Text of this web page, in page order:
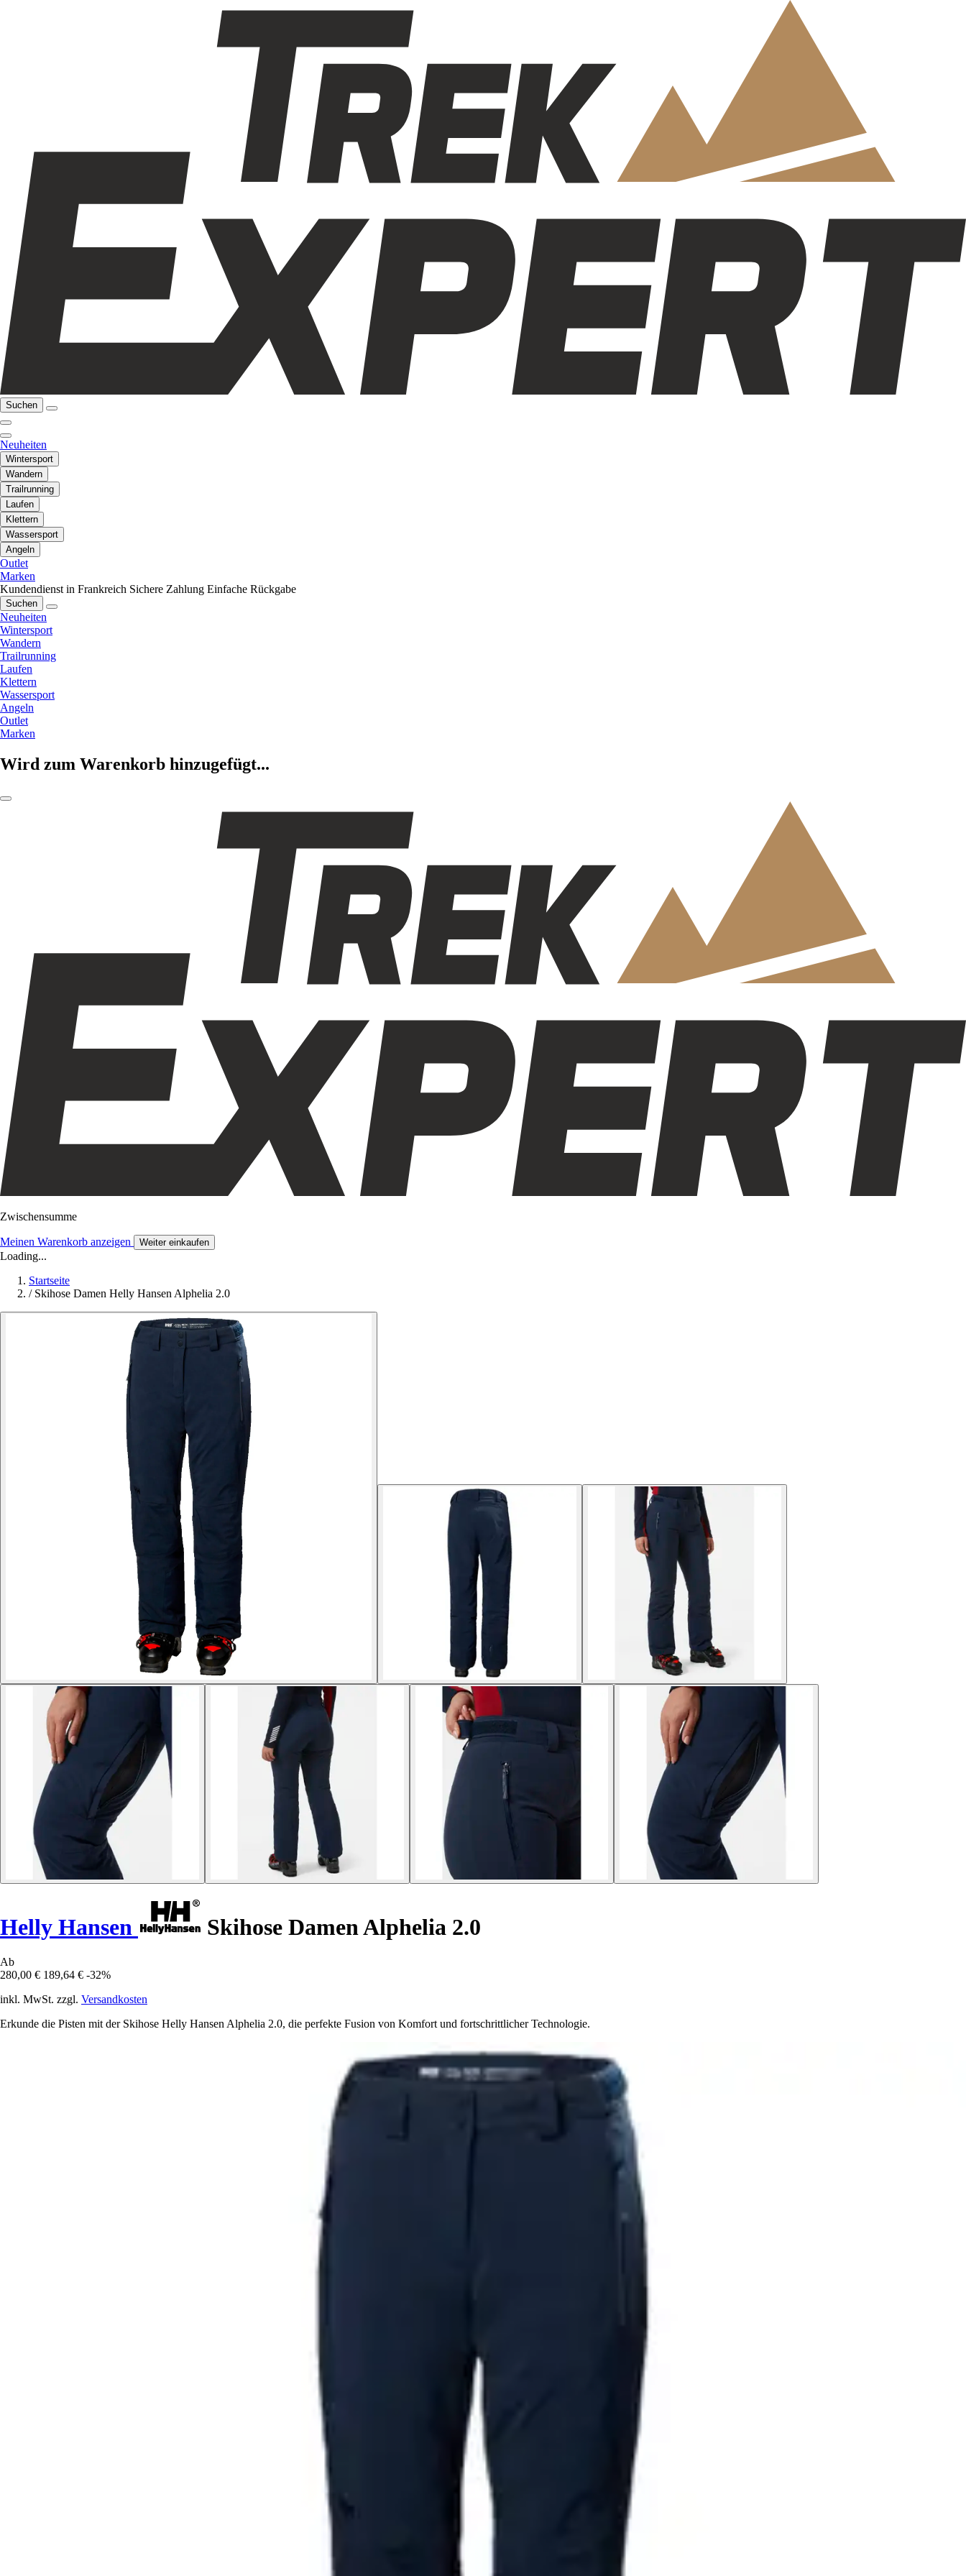
Suchen
Neuheiten
Wintersport
Wandern
Trailrunning
Laufen
Klettern
Wassersport
Angeln
Outlet
Marken
Kundendienst in Frankreich Sichere Zahlung Einfache Rückgabe
Suchen
Neuheiten
Wintersport
Wandern
Trailrunning
Laufen
Klettern
Wassersport
Angeln
Outlet
Marken
Wird zum Warenkorb hinzugefügt...
Zwischensumme
Meinen Warenkorb anzeigen Weiter einkaufen
Loading...
Startseite
/ Skihose Damen Helly Hansen Alphelia 2.0
Helly Hansen Skihose Damen Alphelia 2.0
Ab
280,00 € 189,64 € -32%
inkl. MwSt. zzgl. Versandkosten
Erkunde die Pisten mit der Skihose Helly Hansen Alphelia 2.0, die perfekte Fusion von Komfort und fortschrittlicher Technologie.